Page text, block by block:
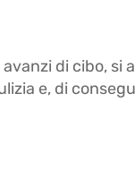
di cibo, si
e, di